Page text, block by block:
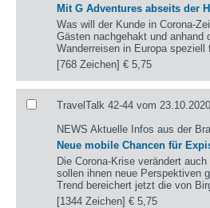
Mit G Adventures abseits der
Was will der Kunde in Corona-
Gästen nachgehakt und anhand
Wanderreisen in Europa
[768 Zeichen]€ 5,75
TravelTalk 42-44 vom
NEWS Aktuelle Infos aus der
Neue mobile Chancen für
Die Corona-Krise verändert
sollen ihnen neue Perspektiven
Trend bereichert jetzt die von
[1344 Zeichen]€ 5,75